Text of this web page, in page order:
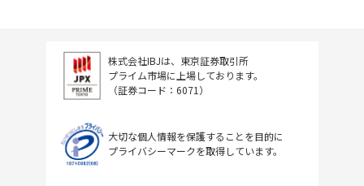
株式会社IBJは、東京証券取引所
プライム市場に上場しております。
（証券コード：6071）
大切な個人情報を保護することを目的に
プライバシーマークを取得しています。